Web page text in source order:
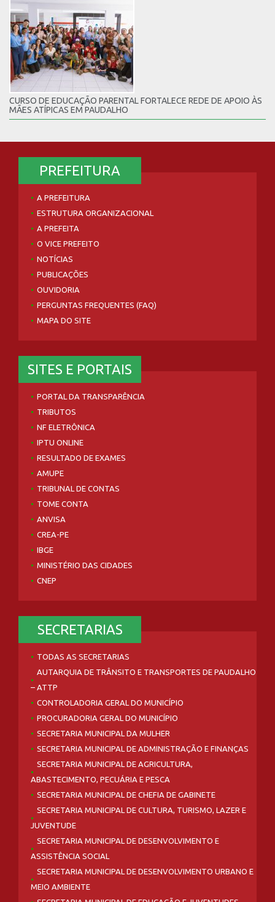
CURSO DE EDUCAÇÃO PARENTAL FORTALECE REDE DE APOIO ÀS
MÃES ATÍPICAS EM PAUDALHO
PREFEITURA
A PREFEITURA
ESTRUTURA ORGANIZACIONAL
A PREFEITA
O VICE PREFEITO
NOTÍCIAS
PUBLICAÇÕES
OUVIDORIA
PERGUNTAS FREQUENTES (FAQ)
MAPA DO SITE
SITES E PORTAIS
PORTAL DA TRANSPARÊNCIA
TRIBUTOS
NF ELETRÔNICA
IPTU ONLINE
RESULTADO DE EXAMES
AMUPE
TRIBUNAL DE CONTAS
TOME CONTA
ANVISA
CREA-PE
IBGE
MINISTÉRIO DAS CIDADES
CNEP
SECRETARIAS
TODAS AS SECRETARIAS
AUTARQUIA DE TRÂNSITO E TRANSPORTES DE PAUDALHO
– ATTP
CONTROLADORIA GERAL DO MUNICÍPIO
PROCURADORIA GERAL DO MUNICÍPIO
SECRETARIA MUNICIPAL DA MULHER
SECRETARIA MUNICIPAL DE ADMINISTRAÇÃO E FINANÇAS
SECRETARIA MUNICIPAL DE AGRICULTURA,
ABASTECIMENTO, PECUÁRIA E PESCA
SECRETARIA MUNICIPAL DE CHEFIA DE GABINETE
SECRETARIA MUNICIPAL DE CULTURA, TURISMO, LAZER E
JUVENTUDE
SECRETARIA MUNICIPAL DE DESENVOLVIMENTO E
ASSISTÊNCIA SOCIAL
SECRETARIA MUNICIPAL DE DESENVOLVIMENTO URBANO E
MEIO AMBIENTE